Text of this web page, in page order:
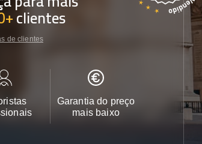
clientes
de clientes
Garantia do preço
mais baixo
Apoio ao
24/7